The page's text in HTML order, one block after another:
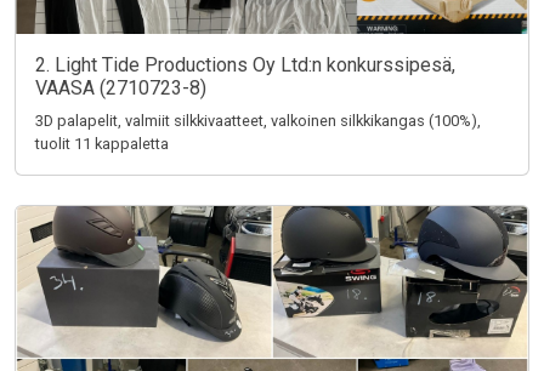
2. Light Tide Productions Oy Ltd:n konkurssipesä,
VAASA (2710723-8)
3D palapelit, valmiit silkkivaatteet, valkoinen silkkikangas (100%),
tuolit 11 kappaletta